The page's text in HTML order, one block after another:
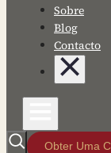
Sobre
Blog
Contacto
Obter Uma